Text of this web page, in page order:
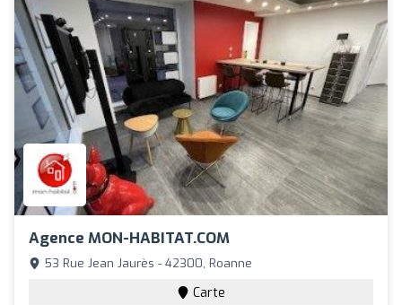
Agence MON-HABITAT.COM
53 Rue Jean Jaurès - 42300, Roanne
Carte